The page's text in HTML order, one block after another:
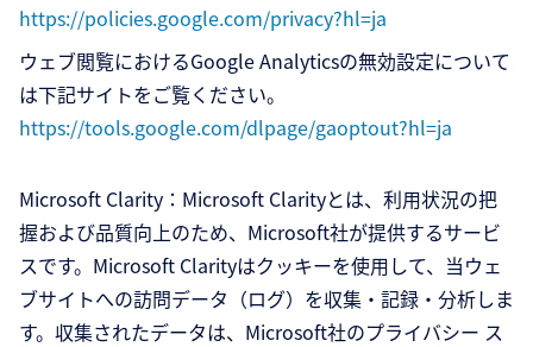
https://policies.google.com/privacy?hl=ja
ウェブ閲覧におけるGoogle Analyticsの無効設定について
は下記サイトをご覧ください。
https://tools.google.com/dlpage/gaoptout?hl=ja
Microsoft Clarity：Microsoft Clarityとは、利用状況の把
握および品質向上のため、Microsoft社が提供するサービ
スです。Microsoft Clarityはクッキーを使用して、当ウェ
ブサイトへの訪問データ（ログ）を収集・記録・分析しま
す。収集されたデータは、Microsoft社のプライバシー ス